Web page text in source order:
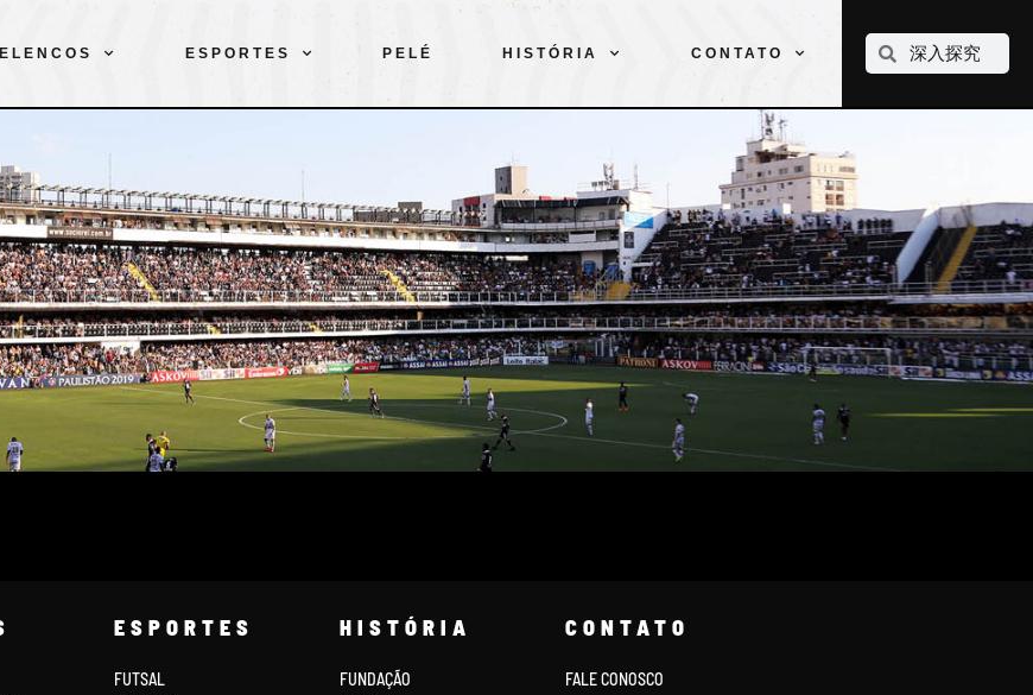
ELENCOS ESPORTES PELÉ HISTÓRIA CONTATO
CLUBE
ESPORTES
FUTSAL
HISTÓRIA
FUNDAÇÃO
CONTATO
FALE CONOSCO